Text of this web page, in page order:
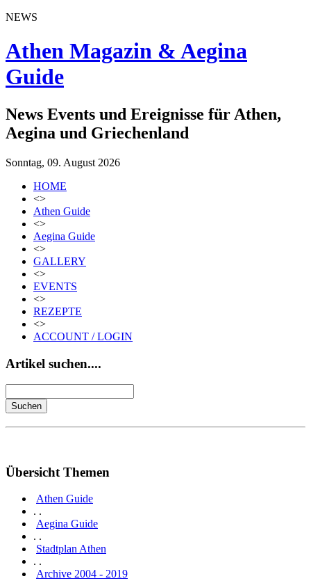
NEWS
Athen Magazin & Aegina
Guide
News Events und Ereignisse für Athen,
Aegina und Griechenland
Sonntag, 09. August 2026
HOME
<>
Athen Guide
<>
Aegina Guide
<>
GALLERY
<>
EVENTS
<>
REZEPTE
<>
ACCOUNT / LOGIN
Artikel suchen....
Übersicht Themen
Athen Guide
. .
Aegina Guide
. .
Stadtplan Athen
. .
Archive 2004 - 2019